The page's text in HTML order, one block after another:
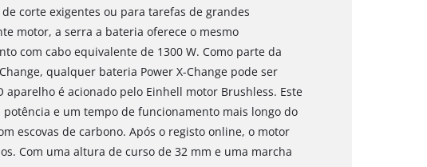
corte exigentes ou para tarefas de grandes
motor, a serra a bateria oferece o mesmo
com cabo equivalente de 1300 W. Como parte da
qualquer bateria Power X-Change pode ser
aparelho é acionado pelo Einhell motor Brushless. Este
potência e um tempo de funcionamento mais longo do
escovas de carbono. Após o registo online, o motor
Com uma altura de curso de 32 mm e uma marcha